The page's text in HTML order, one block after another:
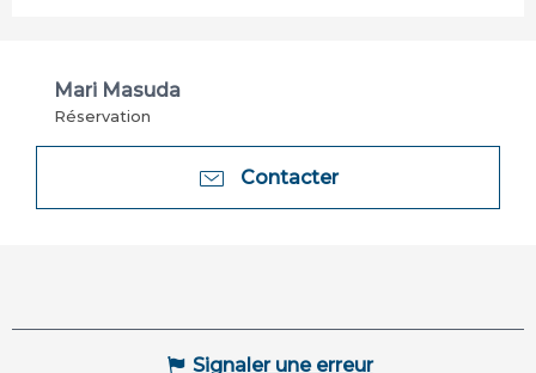
Mari Masuda
Réservation
Contacter
Signaler une erreur